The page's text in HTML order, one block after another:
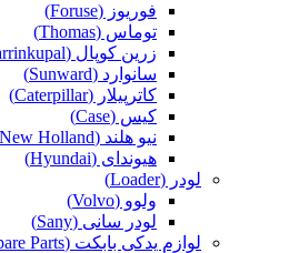
فوریوز (Foruse)
توماس (Thomas)
زرین کوپال (Zarrinkupal)
سانوارد (Sunward)
کاترپیلار (Caterpillar)
کیس (Case)
نیو هلند (New Holland)
هیوندای (Hyundai)
لودر (Loader)
ولوو (Volvo)
لودر سانی (Sany)
لوازم یدکی بابکت (Bobcat Spare Parts)